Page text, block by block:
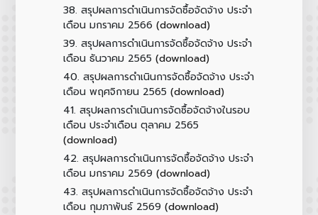
38. สรุปผลการดำเนินการจัดซื้อจัดจ้าง ประจำ
เดือน มกราคม 2566 (download)
39. สรุปผลการดำเนินการจัดซื้อจัดจ้าง ประจำ
เดือน ธันวาคม 2565 (download)
40. สรุปผลการดำเนินการจัดซื้อจัดจ้าง ประจำ
เดือน พฤศจิกายน 2565 (download)
41. สรุปผลการดำเนินการจัดซื้อจัดจ้างในรอบ
เดือน ประจำเดือน ตุลาคม 2565
(download)
42. สรุปผลการดำเนินการจัดซื้อจัดจ้าง ประจำ
เดือน มกราคม 2569 (download)
43. สรุปผลการดำเนินการจัดซื้อจัดจ้าง ประจำ
เดือน กุมภาพันธ์ 2569 (download)